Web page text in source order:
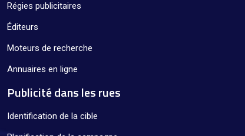
Régies publicitaires
Éditeurs
Moteurs de recherche
Annuaires en ligne
Publicité dans les rues
Identification de la cible